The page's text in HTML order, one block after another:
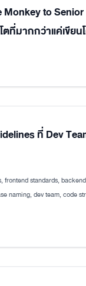
to Senior
ตที่มากกว่าแค่เขียน
ที่ Dev
frontend standards,
naming, dev team, code